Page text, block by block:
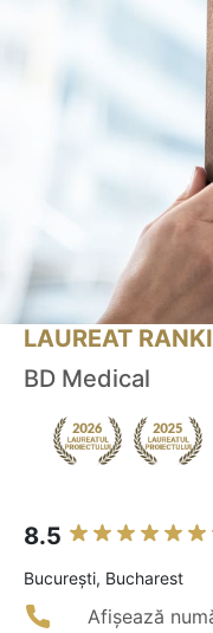
LAUREAT
BD Medical
8.5
Bucureşti, Bucharest
Afișează